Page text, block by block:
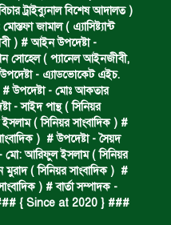
আটক।
নিহত ও দুইজন আহত।
গ্রেফতার।
ট্রাইব্যুনাল বিশেষ আদালত )
জামাল ( এ‍্যাসিষ্ট‍্যান্ট
) # আইন উপদেষ্টা -
সোহেল ( প‍্যানেল আইনজীবী,
- এ্যাডভোকেট এইচ.
# উপদেষ্টা - মোঃ আকতার
- সাইদ পান্থ ( সিনিয়র
( সিনিয়র সাংবাদিক ) #
) # উপদেষ্টা - সৈয়দ
- মো: আরিফুল ইসলাম ( সিনিয়র
মুরাদ ( সিনিয়র সাংবাদিক ) #
) # বার্তা সম্পাদক -
) ### { Since at 2020 } ###